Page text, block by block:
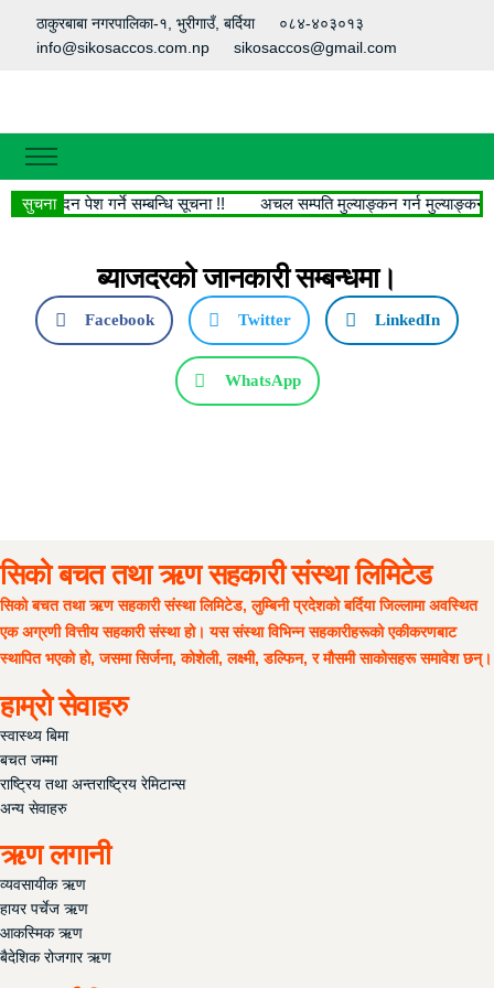
ठाकुरबाबा नगरपालिका-१, भुरीगाउँ, बर्दिया
०८४-४०३०१३
info@sikosaccos.com.np
sikosaccos@gmail.com
गृहपृष्ठ
हाम्रो बारेमा
हाम्रा सेवाहरु
सामाजिक सेवा
सुचनाआवेदन पेश गर्ने सम्बन्धि सूचना !! अचल सम्पति मुल्याङ्कन गर्न
ब्याजदरको जानकारी सम्बन्धमा।
Facebook Twitter LinkedIn
WhatsApp
सिको बचत तथा ऋण सहकारी संस्था लिमिटेड
सिको बचत तथा ऋण सहकारी संस्था लिमिटेड, लुम्बिनी प्रदेशको बर्दिया जिल्लामा अवस्थित
एक अग्रणी वित्तीय सहकारी संस्था हो। यस संस्था विभिन्न सहकारीहरूको एकीकरणबाट
स्थापित भएको हो, जसमा सिर्जना, कोशेली, लक्ष्मी, डल्फिन, र मौसमी साकोसहरू समावेश छन्।
हाम्रो सेवाहरु
स्वास्थ्य बिमा
बचत जम्मा
राष्ट्रिय तथा अन्तराष्ट्रिय रेमिटान्स
अन्य सेवाहरु
ऋण लगानी
व्यवसायीक ऋण
हायर पर्चेज ऋण
आकस्मिक ऋण
बैदेशिक रोजगार ऋण